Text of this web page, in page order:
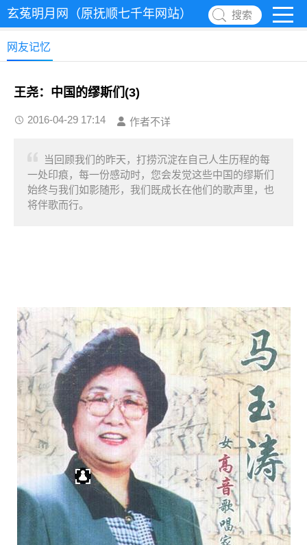
玄菟明月网（原抚顺七千年网站） 搜索
网友记忆
王尧：中国的缪斯们(3)
2016-04-29 17:14 作者不详
当回顾我们的昨天，打捞沉淀在自己人生历程的每
一处印痕，每一份感动时，您会发觉这些中国的缪斯们
始终与我们如影随形，我们既成长在他们的歌声里，也
将伴歌而行。